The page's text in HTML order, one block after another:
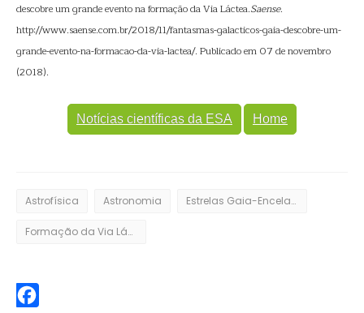
descobre um grande evento na formação da Via Láctea.Saense.
http://www.saense.com.br/2018/11/fantasmas-galacticos-gaia-descobre-um-
grande-evento-na-formacao-da-via-lactea/. Publicado em 07 de novembro
(2018).
Notícias científicas da ESA Home
Astrofísica Astronomia Estrelas Gaia-Enceladus
Formação da Via Láctea